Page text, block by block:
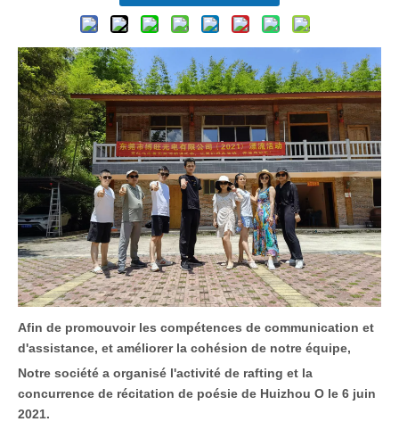
Afin de promouvoir les compétences de communication et
d'assistance, et améliorer la cohésion de notre équipe,
Notre société a organisé l'activité de rafting et la
concurrence de récitation de poésie de Huizhou O le 6 juin
2021.